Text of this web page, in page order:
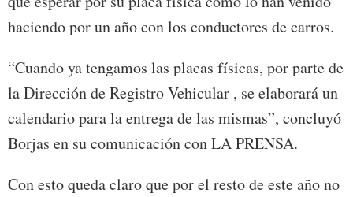
haciendo por un año con los conductores de carros.
“Cuando ya tengamos las placas físicas, por parte de
la Dirección de Registro Vehicular , se elaborará un
calendario para la entrega de las mismas”, concluyó
Borjas en su comunicación con LA PRENSA.
Con esto queda claro que por el resto de este año no